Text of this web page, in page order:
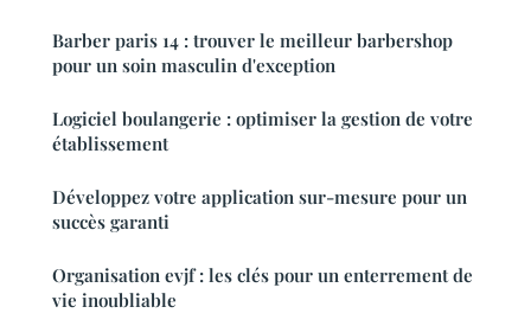
Barber paris 14 : trouver le meilleur barbershop
pour un soin masculin d'exception
Logiciel boulangerie : optimiser la gestion de votre
établissement
Développez votre application sur-mesure pour un
succès garanti
Organisation evjf : les clés pour un enterrement de
vie inoubliable